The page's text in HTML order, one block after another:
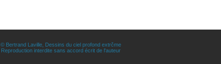
© Bertrand Laville, Dessins du ciel profond extrčme
Reproduction interdite sans accord écrit de l'auteur